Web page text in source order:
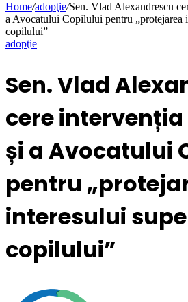
Home/adopţie/Sen. Vlad Alexandrescu
a Avocatului Copilului pentru „protejarea
copilului”
adopţie
Sen. Vlad
cere intervenția
și a Avocatului
pentru
interesului
copilului”